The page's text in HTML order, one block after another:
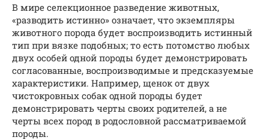
В мире селекционное разведение животных,
«разводить истинно» означает, что экземпляры
животного порода будет воспроизводить истинный
тип при вязке подобных; то есть потомство любых
двух особей одной породы будет демонстрировать
согласованные, воспроизводимые и предсказуемые
характеристики. Например, щенок от двух
чистокровных собак одной породы будет
демонстрировать черты своих родителей, а не
черты всех пород в родословной рассматриваемой
породы.